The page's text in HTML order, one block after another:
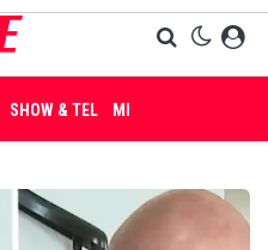
SHOW & TEL MISDAAD